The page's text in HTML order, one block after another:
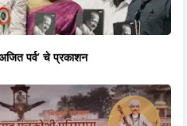
पर्व’ चे प्रकाशन